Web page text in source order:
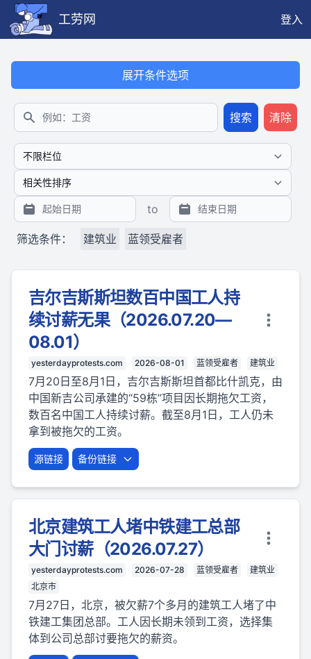
工劳网
登入
展开条件选项
搜索
搜索 清除
to
筛选条件： 建筑业 蓝领受雇者
吉尔吉斯斯坦数百中国工人持
续讨薪无果（2026.07.20—
08.01）
yesterdayprotests.com 2026-08-01 蓝领受雇者 建筑业
7月20日至8月1日，吉尔吉斯斯坦首都比什凯克，由
中国新吉公司承建的“59栋”项目因长期拖欠工资，
数百名中国工人持续讨薪。截至8月1日，工人仍未
拿到被拖欠的工资。
源链接 备份链接
北京建筑工人堵中铁建工总部
大门讨薪（2026.07.27）
yesterdayprotests.com 2026-07-28 蓝领受雇者
建筑业
北京市
7月27日，北京，被欠薪7个多月的建筑工人堵了中
铁建工集团总部。工人因长期未领到工资，选择集
体到公司总部讨要拖欠的薪资。